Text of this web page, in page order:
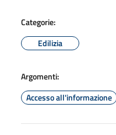
Categorie:
Edilizia
Argomenti:
Accesso all'informazione